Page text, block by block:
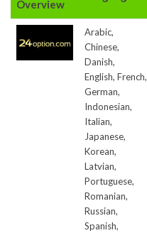
Overview
Arabic,
Chinese,
Danish,
English, French,
German,
Indonesian,
Italian,
Japanese,
Korean,
Latvian,
Portuguese,
Romanian,
Russian,
Spanish,